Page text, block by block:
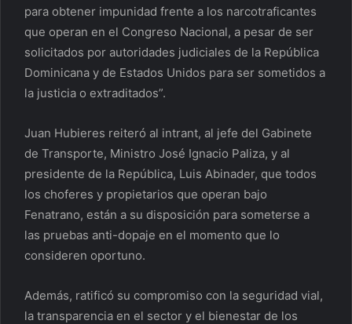
para obtener impunidad frente a los narcotraficantes
que operan en el Congreso Nacional, a pesar de ser
solicitados por autoridades judiciales de la República
Dominicana y de Estados Unidos para ser sometidos a
la justicia o extraditados”.
Juan Hubieres reiteró al intrant, al jefe del Gabinete
de Transporte, Ministro José Ignacio Paliza, y al
presidente de la República, Luis Abinader, que todos
los choferes y propietarios que operan bajo
Fenatrano, están a su disposición para someterse a
las pruebas anti-dopaje en el momento que lo
consideren oportuno.
Además, ratificó su compromiso con la seguridad vial,
la transparencia en el sector y el bienestar de los